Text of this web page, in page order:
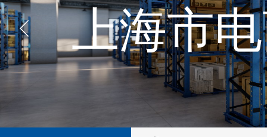
上海市